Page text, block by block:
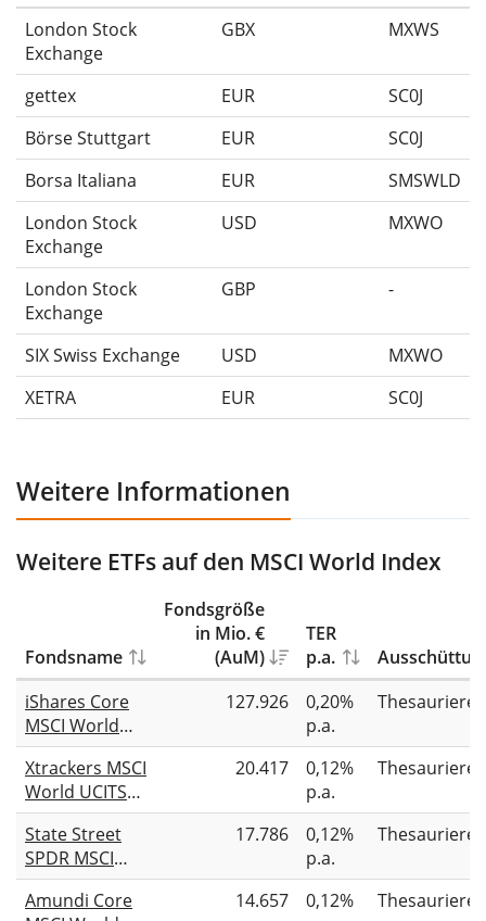
London Stock
Exchange
GBX MXWS
gettex EUR
SC0J
Börse Stuttgart
EUR
SC0J
Borsa Italiana
EUR
SMSWLD
London Stock
Exchange
USD MXWO
London Stock
Exchange
GBP -
SIX Swiss Exchange USD
MXWO
XETRA
EUR SC0J
Weitere Informationen
Weitere ETFs auf den MSCI World Index
Fondsname
Fondsgröße
in Mio. €
(AuM)
TER
p.a.
iShares Core
MSCI World
UCITS ETF USD
(Acc)
127.926
0,20%
p.a.
Xtrackers MSCI
World UCITS
ETF 1C
20.417
0,12%
p.a.
State Street
SPDR MSCI
World UCITS
ETF USD
17.786
0,12%
p.a.
Amundi Core
14.657
0,12%